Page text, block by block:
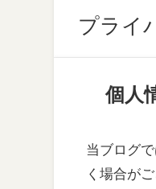
プライ
個人
当ブログ
く場合が